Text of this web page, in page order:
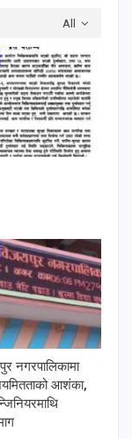
All
नगरपालिकामा
आशंका,